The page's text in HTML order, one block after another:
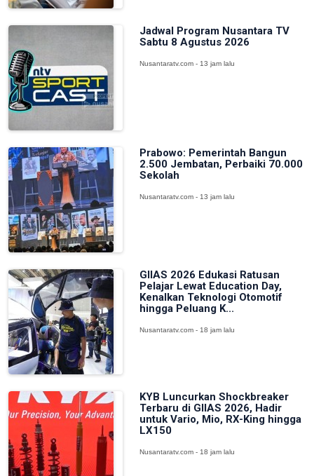
Jadwal Program Nusantara TV
Sabtu 8 Agustus 2026
Nusantaratv.com - 13 jam lalu
Prabowo: Pemerintah Bangun
2.500 Jembatan, Perbaiki 70.000
Sekolah
Nusantaratv.com - 13 jam lalu
GIIAS 2026 Edukasi Ratusan
Pelajar Lewat Education Day,
Kenalkan Teknologi Otomotif
hingga Peluang K...
Nusantaratv.com - 18 jam lalu
KYB Luncurkan Shockbreaker
Terbaru di GIIAS 2026, Hadir
untuk Vario, Mio, RX-King hingga
LX150
Nusantaratv.com - 18 jam lalu